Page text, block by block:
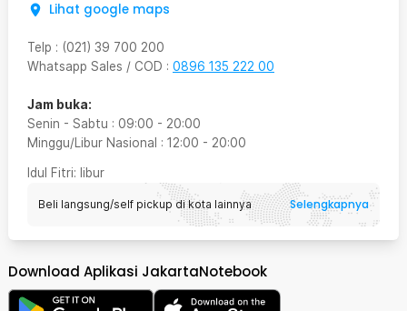
Lihat google maps
Telp : (021) 39 700 200
Whatsapp Sales / COD : 0896 135 222 00
Jam buka:
Senin - Sabtu : 09:00 - 20:00
Minggu/Libur Nasional : 12:00 - 20:00
Idul Fitri: libur
Beli langsung/self pickup di kota lainnya Selengkapnya
Download Aplikasi JakartaNotebook